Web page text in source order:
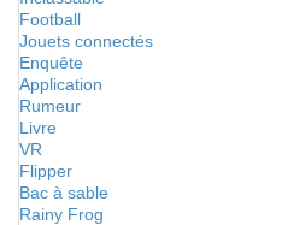
Football
Jouets connectés
Enquête
Application
Rumeur
Livre
VR
Flipper
Bac à sable
Rainy Frog